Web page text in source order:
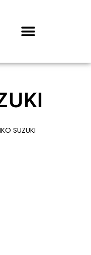
SUZUKI